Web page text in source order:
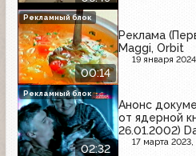
00:14
Реклама
Maggi, Orbit
19 января
Рекламный блок
02:32
Анонс
от ядерной
26.01.2002)
Fairy,
17 марта 2023,
Рекламный блок